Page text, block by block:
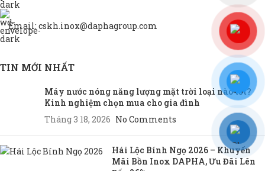
Email: cskh.inox@daphagroup.com
TIN MỚI NHẤT
Máy nước nóng năng lượng mặt trời loại nào tốt?
Kinh nghiệm chọn mua cho gia đình
Tháng 3 18, 2026 No Comments
Hái Lộc Bính Ngọ 2026 – Khuyến
Mãi Bồn Inox DAPHA, Ưu Đãi Lên